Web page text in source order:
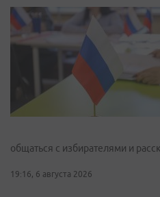
общаться с избирателями и
19:16, 6 августа 2026